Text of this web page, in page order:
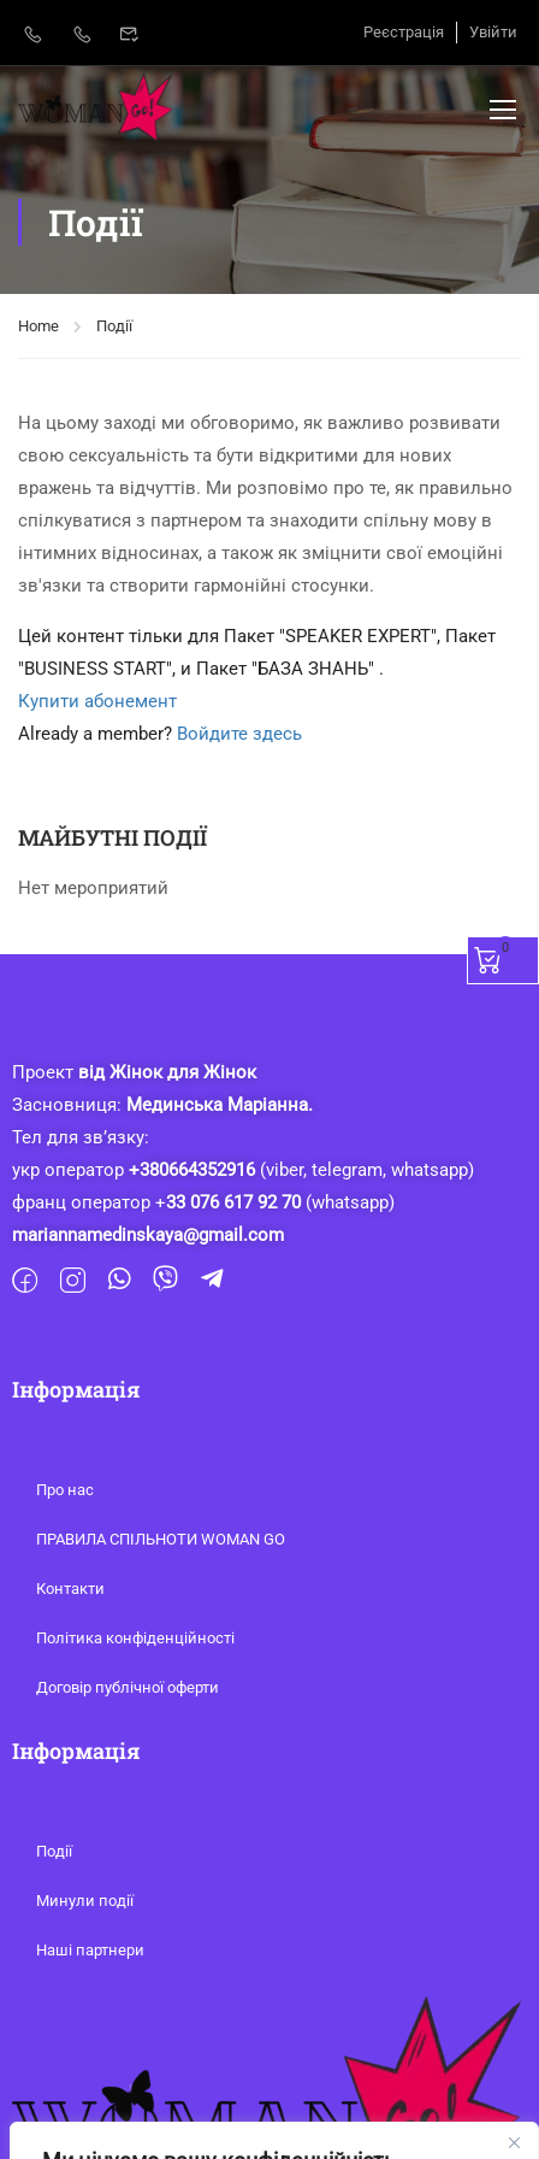
Реєстрація Увійти
Події
Home Події
На цьому заході ми обговоримо, як важливо розвивати
свою сексуальність та бути відкритими для нових
вражень та відчуттів. Ми розповімо про те, як правильно
спілкуватися з партнером та знаходити спільну мову в
інтимних відносинах, а також як зміцнити свої емоційні
зв'язки та створити гармонійні стосунки.
Цей контент тільки для Пакет "SPEAKER EXPERT", Пакет
"BUSINESS START", и Пакет "БАЗА ЗНАНЬ" .
Купити абонемент
Already a member? Войдите здесь
МАЙБУТНІ ПОДІЇ
Нет мероприятий
Проект від Жінок для Жінок
Засновниця: Мединська Маріанна.
Тел для зв’язку:
укр оператор +380664352916(viber, telegram, whatsapp)
франц оператор +33 076 617 92 70(whatsapp)
mariannamedinskaya@gmail.com
Інформація
Про нас
ПРАВИЛА СПІЛЬНОТИ WOMAN GO
Контакти
Політика конфіденційності
Договір публічної оферти
Інформація
Події
Минули події
Наші партнери
0